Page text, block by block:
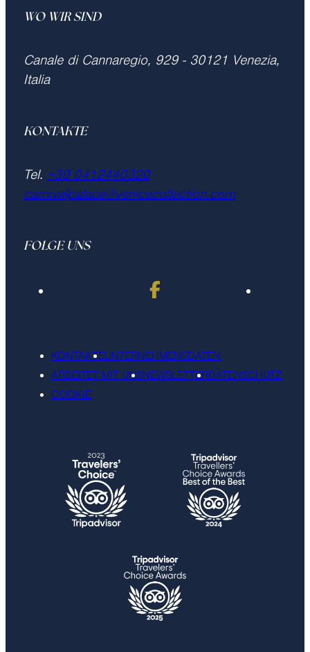
WO WIR SIND
Canale di Cannaregio, 929 - 30121 Venezia,
Italia
KONTAKTE
Tel. +39 0412440320
carnivalpalace@venicecollection.com
FOLGE UNS
KONTAKTEUNTERNEHMENSDATEN
ARBEITET MIT UNSNEWSLETTERDATENSCHUTZ
COOKIE